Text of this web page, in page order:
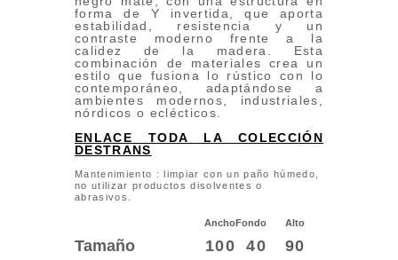
forma de Y invertida, que aporta
estabilidad, resistencia y un
contraste moderno frente a la
calidez de la madera. Esta
combinación de materiales crea un
estilo que fusiona lo rústico con lo
contemporáneo, adaptándose a
ambientes modernos, industriales,
nórdicos o eclécticos.
ENLACE TODA LA COLECCIÓN
DESTRANS
Mantenimiento : limpiar con un paño húmedo,
no utilizar productos disolventes o
abrasivos.
AnchoFondo Alto
Tamaño 100 40 90